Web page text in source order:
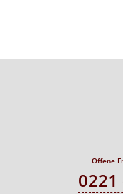
Offene
0221